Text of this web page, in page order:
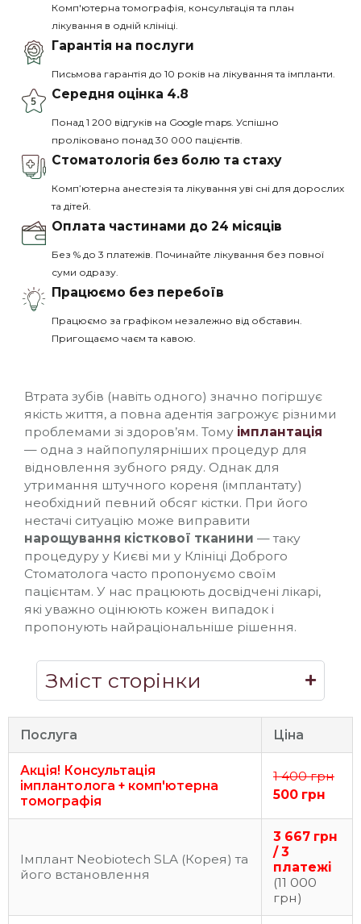
Комп'ютерна томографія, консультація та план
лікування в одній клініці.
Гарантія на послуги
Письмова гарантія до 10 років на лікування та імпланти.
Середня оцінка 4.8
Понад 1 200 відгуків на Google maps. Успішно
проліковано понад 30 000 пацієнтів.
Стоматологія без болю та стаху
Комп’ютерна анестезія та лікування уві сні для дорослих
та дітей.
Оплата частинами до 24 місяців
Без % до 3 платежів. Починайте лікування без повної
суми одразу.
Працюємо без перебоїв
Працюємо за графіком незалежно від обставин.
Пригощаємо чаєм та кавою.
Втрата зубів (навіть одного) значно погіршує
якість життя, а повна адентія загрожує різними
проблемами зі здоров’ям. Тому імплантація
— одна з найпопулярніших процедур для
відновлення зубного ряду. Однак для
утримання штучного кореня (імплантату)
необхідний певний обсяг кістки. При його
нестачі ситуацію може виправити
нарощування кісткової тканини — таку
процедуру у Києві ми у Клініці Доброго
Стоматолога часто пропонуємо своїм
пацієнтам. У нас працюють досвідчені лікарі,
які уважно оцінюють кожен випадок і
пропонують найраціональніше рішення.
Зміст сторінки
Послуга Ціна
Акція! Консультація
імплантолога + комп'ютерна
томографія
1 400 грн
500 грн
Імплант Neobiotech SLA (Корея) та
його встановлення
3 667 грн
/ 3
платежі
(11 000
грн)